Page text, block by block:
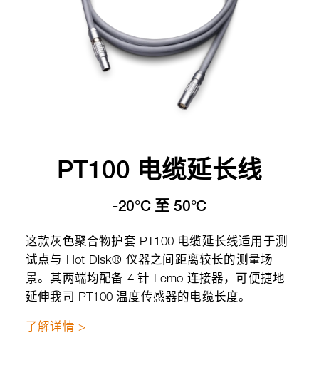
PT100 电缆延长线
-20°C 至 50°C
这款灰色聚合物护套 PT100 电缆延长线适用于测
试点与 Hot Disk® 仪器之间距离较长的测量场
景。其两端均配备 4 针 Lemo 连接器，可便捷地
延伸我司 PT100 温度传感器的电缆长度。
了解详情 >